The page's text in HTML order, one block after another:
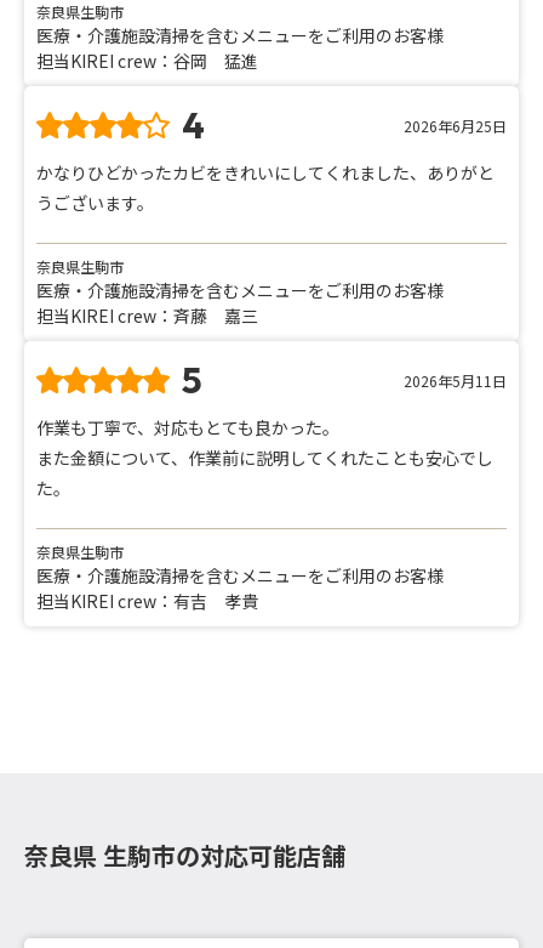
奈良県生駒市
医療・介護施設清掃を含むメニューをご利用のお客様
担当KIREI crew：谷岡 猛進
4 2026年6月25日
かなりひどかったカビをきれいにしてくれました、ありがと
うございます。
奈良県生駒市
医療・介護施設清掃を含むメニューをご利用のお客様
担当KIREI crew：斉藤 嘉三
5 2026年5月11日
作業も丁寧で、対応もとても良かった。
また金額について、作業前に説明してくれたことも安心でし
た。
奈良県生駒市
医療・介護施設清掃を含むメニューをご利用のお客様
担当KIREI crew：有吉 孝貴
奈良県 生駒市の対応可能店舗